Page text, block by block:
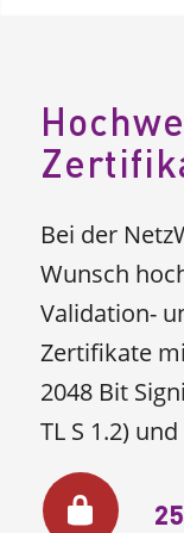
Bei der
Wunsch
Validation-
Zertifikate
2048 Bit
TL S 1.2)